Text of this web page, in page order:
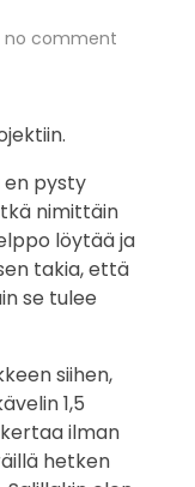
no comment
en pysty
nimittäin
löytää ja
takia, että
se tulee
siihen,
1,5
ilman
hetken